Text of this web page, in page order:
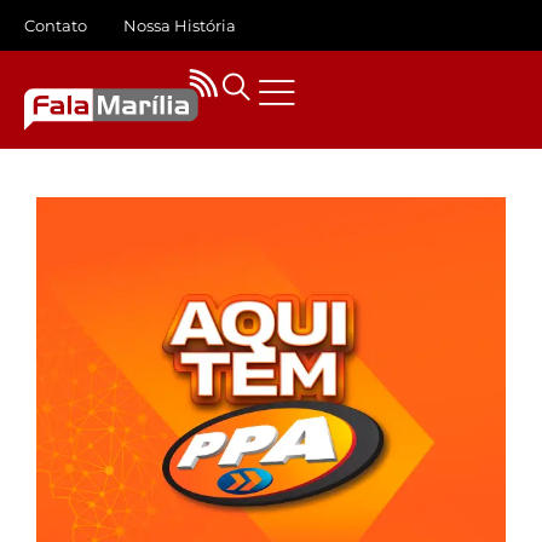
Contato Nossa História